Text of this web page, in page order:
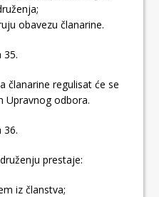
obavezu članarine.
35.
regulisat će se
Upravnog odbora.
36.
prestaje:
iz članstva;